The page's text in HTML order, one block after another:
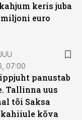
keris juba
miljoni euro
07:00
panustab
Tallinna uus
tõi Saksa
kõva